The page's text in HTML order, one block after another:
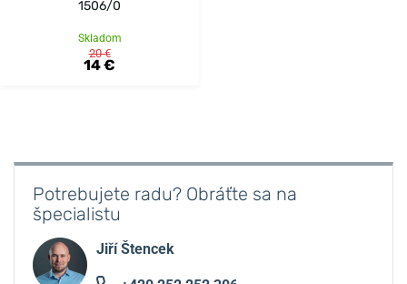
1506/0
Skladom
20 €
14 €
Potrebujete radu? Obráťte sa na
špecialistu
Jiří Štencek